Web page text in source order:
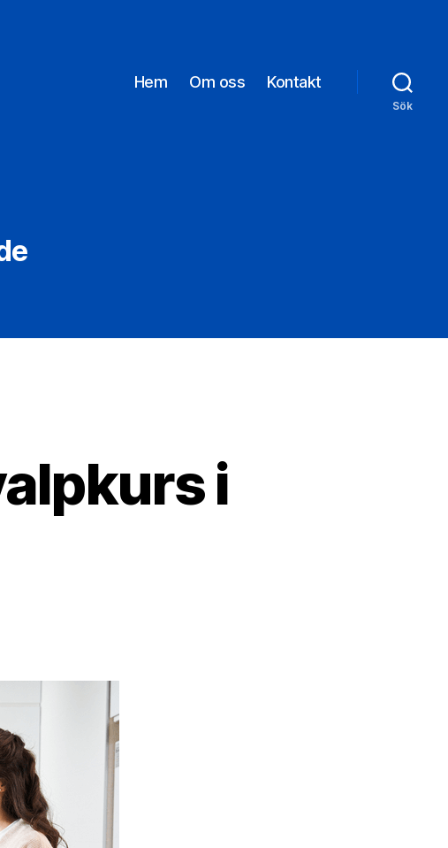
Hem Om oss Kontakt
Sök
i